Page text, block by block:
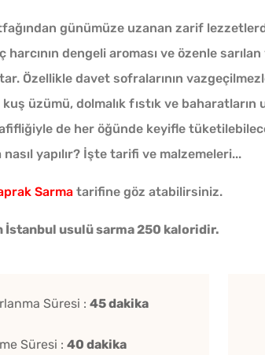
günümüze uzanan zarif
harcının dengeli aroması ve özenle
Özellikle davet sofralarının
üzümü, dolmalık fıstık ve
de her öğünde keyifle
yapılır? İşte tarifi ve malzemeleri...
Sarma tarifine göz atabilirsiniz.
İstanbul usulü sarma 250 kaloridir.
Süresi : 45 dakika
Süresi : 40 dakika
Çiğ
Nasıl